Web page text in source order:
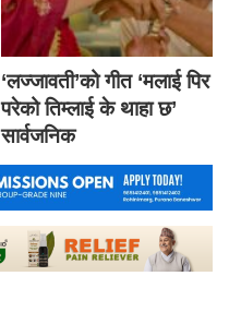
‘लज्जावती’को गीत ‘मलाई पिर
परेको तिम्लाई के थाहा छ’
सार्वजनिक